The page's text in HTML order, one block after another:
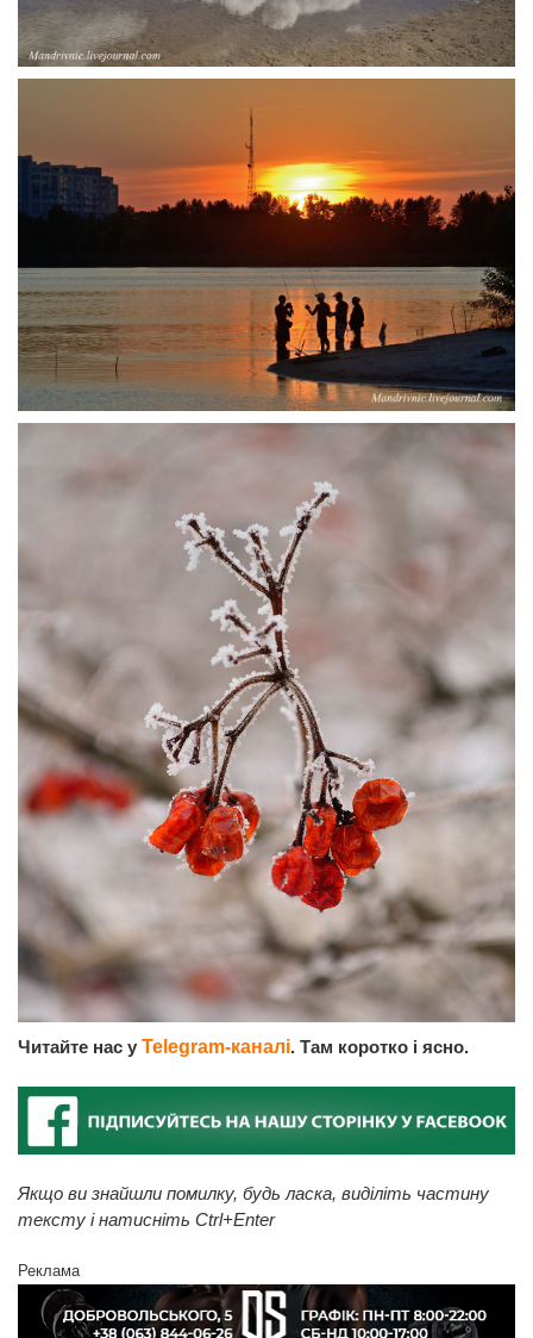
Читайте нас у Telegram-каналі. Там коротко і ясно.
Якщо ви знайшли помилку, будь ласка, виділіть частину
тексту і натисніть Ctrl+Enter
Реклама